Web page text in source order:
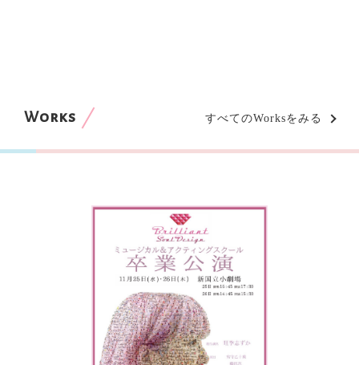
Works すべてのWorksをみる